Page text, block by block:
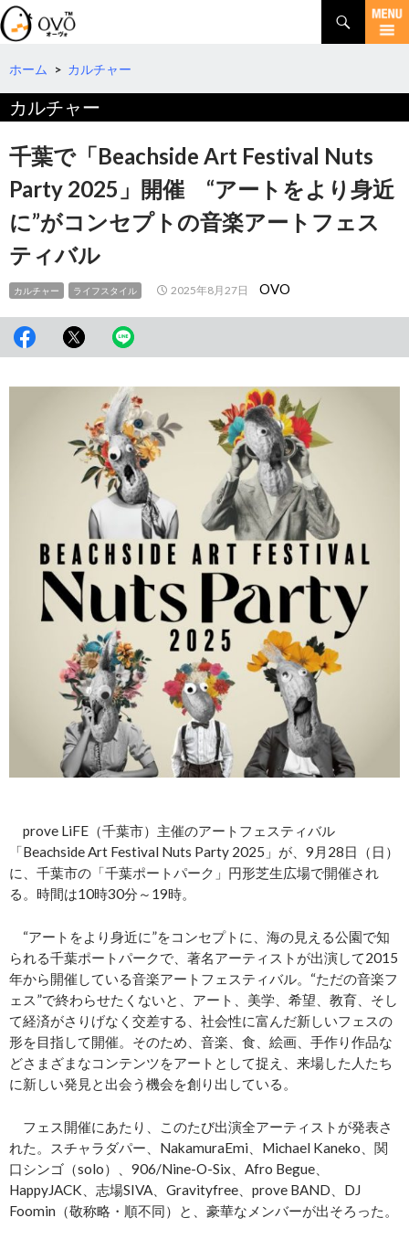
検
索
コ
テ
ツ
へ
移
ホーム > カルチャー
カルチャー
千葉で「Beachside Art Festival Nuts
Party 2025」開催 “アートをより身近
に”がコンセプトの音楽アートフェス
ティバル
カルチャー ライフスタイル 2025年8月27日 OVO
prove LiFE（千葉市）主催のアートフェスティバル
「Beachside Art Festival Nuts Party 2025」が、9月28日（日）
に、千葉市の「千葉ポートパーク」円形芝生広場で開催され
る。時間は10時30分～19時。
“アートをより身近に”をコンセプトに、海の見える公園で知
られる千葉ポートパークで、著名アーティストが出演して2015
年から開催している音楽アートフェスティバル。“ただの音楽フ
ェス”で終わらせたくないと、アート、美学、希望、教育、そし
て経済がさりげなく交差する、社会性に富んだ新しいフェスの
形を目指して開催。そのため、音楽、食、絵画、手作り作品な
どさまざまなコンテンツをアートとして捉え、来場した人たち
に新しい発見と出会う機会を創り出している。
フェス開催にあたり、このたび出演全アーティストが発表さ
れた。スチャラダパー、NakamuraEmi、Michael Kaneko、関
口シンゴ（solo）、906/Nine-O-Six、Afro Begue、
HappyJACK、志場SIVA、Gravityfree、prove BAND、DJ
Foomin（敬称略・順不同）と、豪華なメンバーが出そろった。